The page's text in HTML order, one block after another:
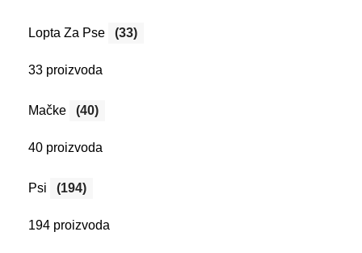
Lopta Za Pse (33)
33 proizvoda
Mačke (40)
40 proizvoda
Psi (194)
194 proizvoda